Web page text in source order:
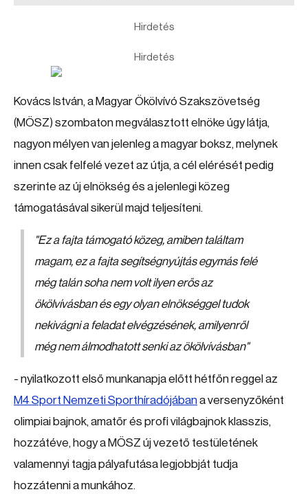
Hirdetés
Hirdetés
Kovács István, a Magyar Ökölvívó Szakszövetség
(MÖSZ) szombaton megválasztott elnöke úgy látja,
nagyon mélyen van jelenleg a magyar boksz, melynek
innen csak felfelé vezet az útja, a cél elérését pedig
szerinte az új elnökség és a jelenlegi közeg
támogatásával sikerül majd teljesíteni.
"Ez a fajta támogató közeg, amiben találtam
magam, ez a fajta segítségnyújtás egymás felé
még talán soha nem volt ilyen erős az
ökölvívásban és egy olyan elnökséggel tudok
nekivágni a feladat elvégzésének, amilyenről
még nem álmodhatott senki az ökölvívásban"
- nyilatkozott első munkanapja előtt hétfőn reggel az
M4 Sport Nemzeti Sporthíradójábana versenyzőként
olimpiai bajnok, amatőr és profi világbajnok klasszis,
hozzátéve, hogy a MÖSZ új vezető testületének
valamennyi tagja pályafutása legjobbját tudja
hozzátenni a munkához.